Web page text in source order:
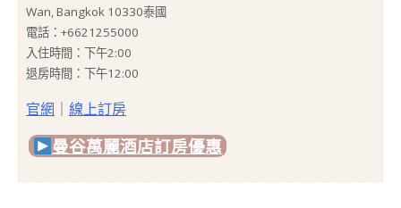
Wan, Bangkok 10330泰國
電話：+6621255000
入住時間：下午2:00
退房時間：下午12:00
官網 線上訂房
曼谷萬麗酒店訂房優惠